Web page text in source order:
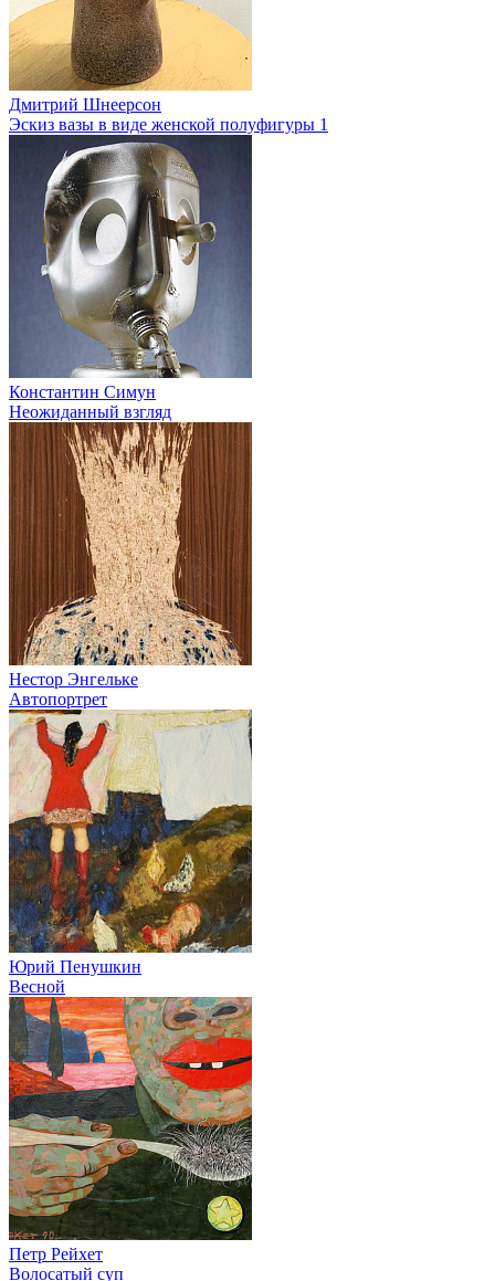
Дмитрий Шнеерсон
Эскиз вазы в виде женской полуфигуры 1
Константин Симун
Неожиданный взгляд
Нестор Энгельке
Автопортрет
Юрий Пенушкин
Весной
Петр Рейхет
Волосатый суп